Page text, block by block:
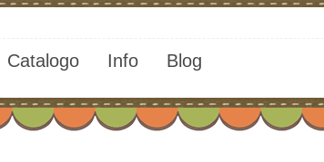
Catalogo Info Blog